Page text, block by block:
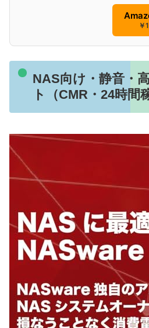
￥
NAS向け・静音・
ト（CMR・24時間